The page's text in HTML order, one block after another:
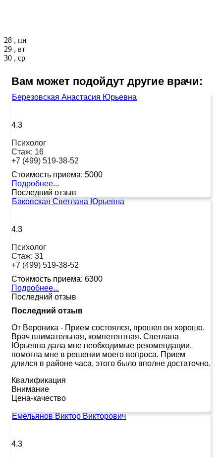
28 , пн
29 , вт
30 , ср
Вам может подойдут другие врачи:
Березовская Анастасия Юрьевна
4.3
Психолог
Стаж: 16
+7 (499) 519-38-52
Стоимость приема: 5000
Подробнее...
Последний отзыв
Баковская Светлана Юрьевна
4.3
Психолог
Стаж: 31
+7 (499) 519-38-52
Стоимость приема: 6300
Подробнее...
Последний отзыв
Последний отзыв
От Вероника - Прием состоялся, прошел он хорошо.
Врач внимательная, компетентная. Светлана
Юрьевна дала мне необходимые рекомендации,
помогла мне в решении моего вопроса. Прием
длился в районе часа, этого было вполне достаточно.
Квалификация
Внимание
Цена-качество
Емельянов Виктор Викторович
4.3